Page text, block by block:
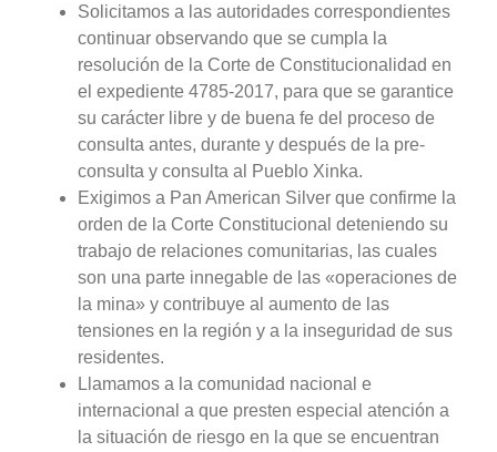
Solicitamos a las autoridades correspondientes
continuar observando que se cumpla la
resolución de la Corte de Constitucionalidad en
el expediente 4785-2017, para que se garantice
su carácter libre y de buena fe del proceso de
consulta antes, durante y después de la pre-
consulta y consulta al Pueblo Xinka.
Exigimos a Pan American Silver que confirme la
orden de la Corte Constitucional deteniendo su
trabajo de relaciones comunitarias, las cuales
son una parte innegable de las «operaciones de
la mina» y contribuye al aumento de las
tensiones en la región y a la inseguridad de sus
residentes.
Llamamos a la comunidad nacional e
internacional a que presten especial atención a
la situación de riesgo en la que se encuentran